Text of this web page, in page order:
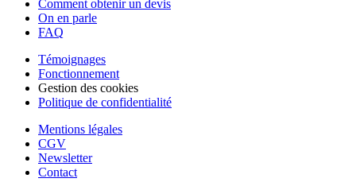
Comment obtenir un devis
On en parle
FAQ
Témoignages
Fonctionnement
Gestion des cookies
Politique de confidentialité
Mentions légales
CGV
Newsletter
Contact